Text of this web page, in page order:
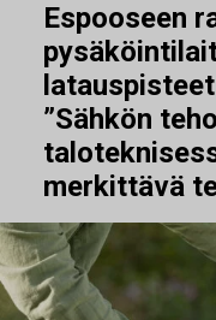
Espooseen
”Sähkön
merkittävä